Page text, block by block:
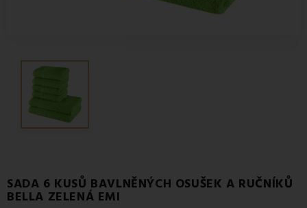
SADA 6 KUSŮ BAVLNĚNÝCH OSUŠEK A RUČNÍKŮ
BELLA ZELENÁ EMI